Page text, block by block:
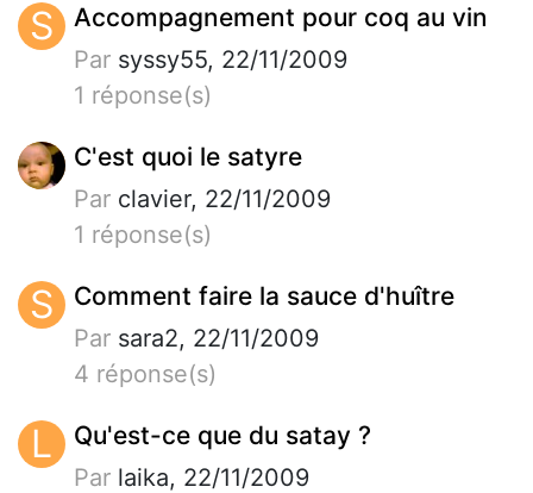
S Accompagnement pour coq au vin
Par syssy55, 22/11/2009
1 réponse(s)
C'est quoi le satyre
Par clavier, 22/11/2009
1 réponse(s)
S Comment faire la sauce d'huître
Par sara2, 22/11/2009
4 réponse(s)
L Qu'est-ce que du satay ?
Par laika, 22/11/2009